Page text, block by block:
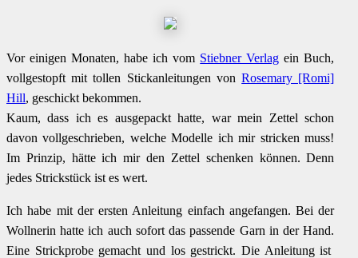
Vor einigen Monaten, habe ich vom Stiebner Verlag ein Buch,
vollgestopft mit tollen Stickanleitungen vonRosemary [Romi]
Hill, geschickt bekommen.
Kaum, dass ich es ausgepackt hatte, war mein Zettel schon
davon vollgeschrieben, welche Modelle ich mir stricken muss!
Im Prinzip, hätte ich mir den Zettel schenken können. Denn
jedes Strickstück ist es wert.
Ich habe mit der ersten Anleitung einfach angefangen. Bei der
Wollnerin hatte ich auch sofort das passende Garn in der Hand.
Eine Strickprobe gemacht und los gestrickt. Die Anleitung ist